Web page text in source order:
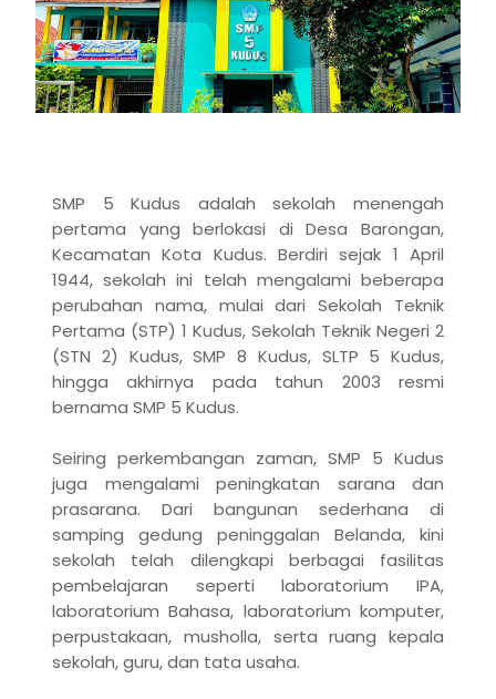
SMP 5 Kudus adalah sekolah menengah
pertama yang berlokasi di Desa Barongan,
Kecamatan Kota Kudus. Berdiri sejak 1 April
1944, sekolah ini telah mengalami beberapa
perubahan nama, mulai dari Sekolah Teknik
Pertama (STP) 1 Kudus, Sekolah Teknik Negeri 2
(STN 2) Kudus, SMP 8 Kudus, SLTP 5 Kudus,
hingga akhirnya pada tahun 2003 resmi
bernama SMP 5 Kudus.
Seiring perkembangan zaman, SMP 5 Kudus
juga mengalami peningkatan sarana dan
prasarana. Dari bangunan sederhana di
samping gedung peninggalan Belanda, kini
sekolah telah dilengkapi berbagai fasilitas
pembelajaran seperti laboratorium IPA,
laboratorium Bahasa, laboratorium komputer,
perpustakaan, musholla, serta ruang kepala
sekolah, guru, dan tata usaha.